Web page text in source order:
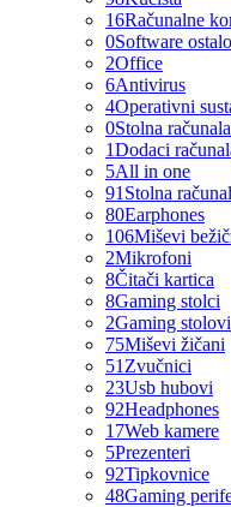
16Računalne
0Software ostalo
2Office
6Antivirus
4Operativni
0Stolna
1Dodaci
5All in one
91 Stolna
80Earphones
106Miševi
2Mikrofoni
8Čitači kartica
8Gaming stolci
2Gaming stolovi
75Miševi žičani
51 Zvučnici
23Usb hubovi
92Headphones
17Web kamere
5Prezenteri
92Tipkovnice
48Gaming